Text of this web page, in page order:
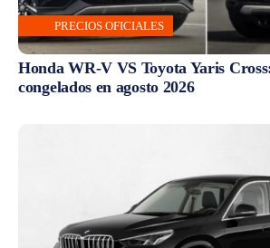
PRECIOS OFICIALES
Honda WR-V VS Toyota Yaris
congelados en agosto 2026